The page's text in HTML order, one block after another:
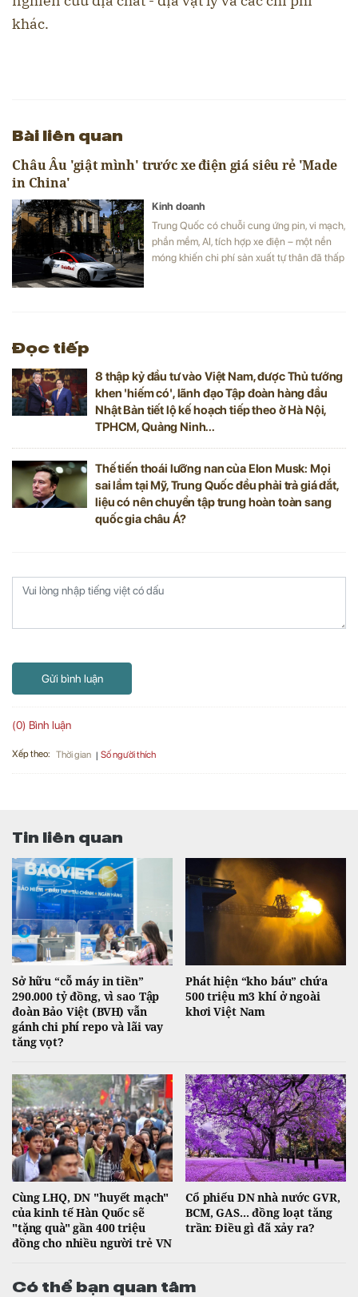
khác.
Bài liên quan
Châu Âu 'giật mình' trước xe điện giá siêu rẻ 'Made
in China'
Kinh doanh
Trung Quốc có chuỗi cung ứng pin, vi mạch,
phần mềm, AI, tích hợp xe điện – một nền
móng khiến chi phí sản xuất tự thân đã thấp
Đọc tiếp
8 thập kỷ đầu tư vào Việt Nam, được Thủ tướng
khen 'hiếm có', lãnh đạo Tập đoàn hàng đầu
Nhật Bản tiết lộ kế hoạch tiếp theo ở Hà Nội,
TPHCM, Quảng Ninh...
Thế tiến thoái lưỡng nan của Elon Musk: Mọi
sai lầm tại Mỹ, Trung Quốc đều phải trả giá đắt,
liệu có nên chuyển tập trung hoàn toàn sang
quốc gia châu Á?
Gửi bình luận
(0) Bình luận
Xếp theo: Thời gian Số người thích
Tin liên quan
Sở hữu “cỗ máy in tiền”
290.000 tỷ đồng, vì sao Tập
đoàn Bảo Việt (BVH) vẫn
gánh chi phí repo và lãi vay
tăng vọt?
Phát hiện “kho báu” chứa
500 triệu m3 khí ở ngoài
khơi Việt Nam
Cùng LHQ, DN "huyết mạch"
của kinh tế Hàn Quốc sẽ
"tặng quà" gần 400 triệu
đồng cho nhiều người trẻ VN
Cổ phiếu DN nhà nước GVR,
BCM, GAS... đồng loạt tăng
trần: Điều gì đã xảy ra?
Có thể bạn quan tâm